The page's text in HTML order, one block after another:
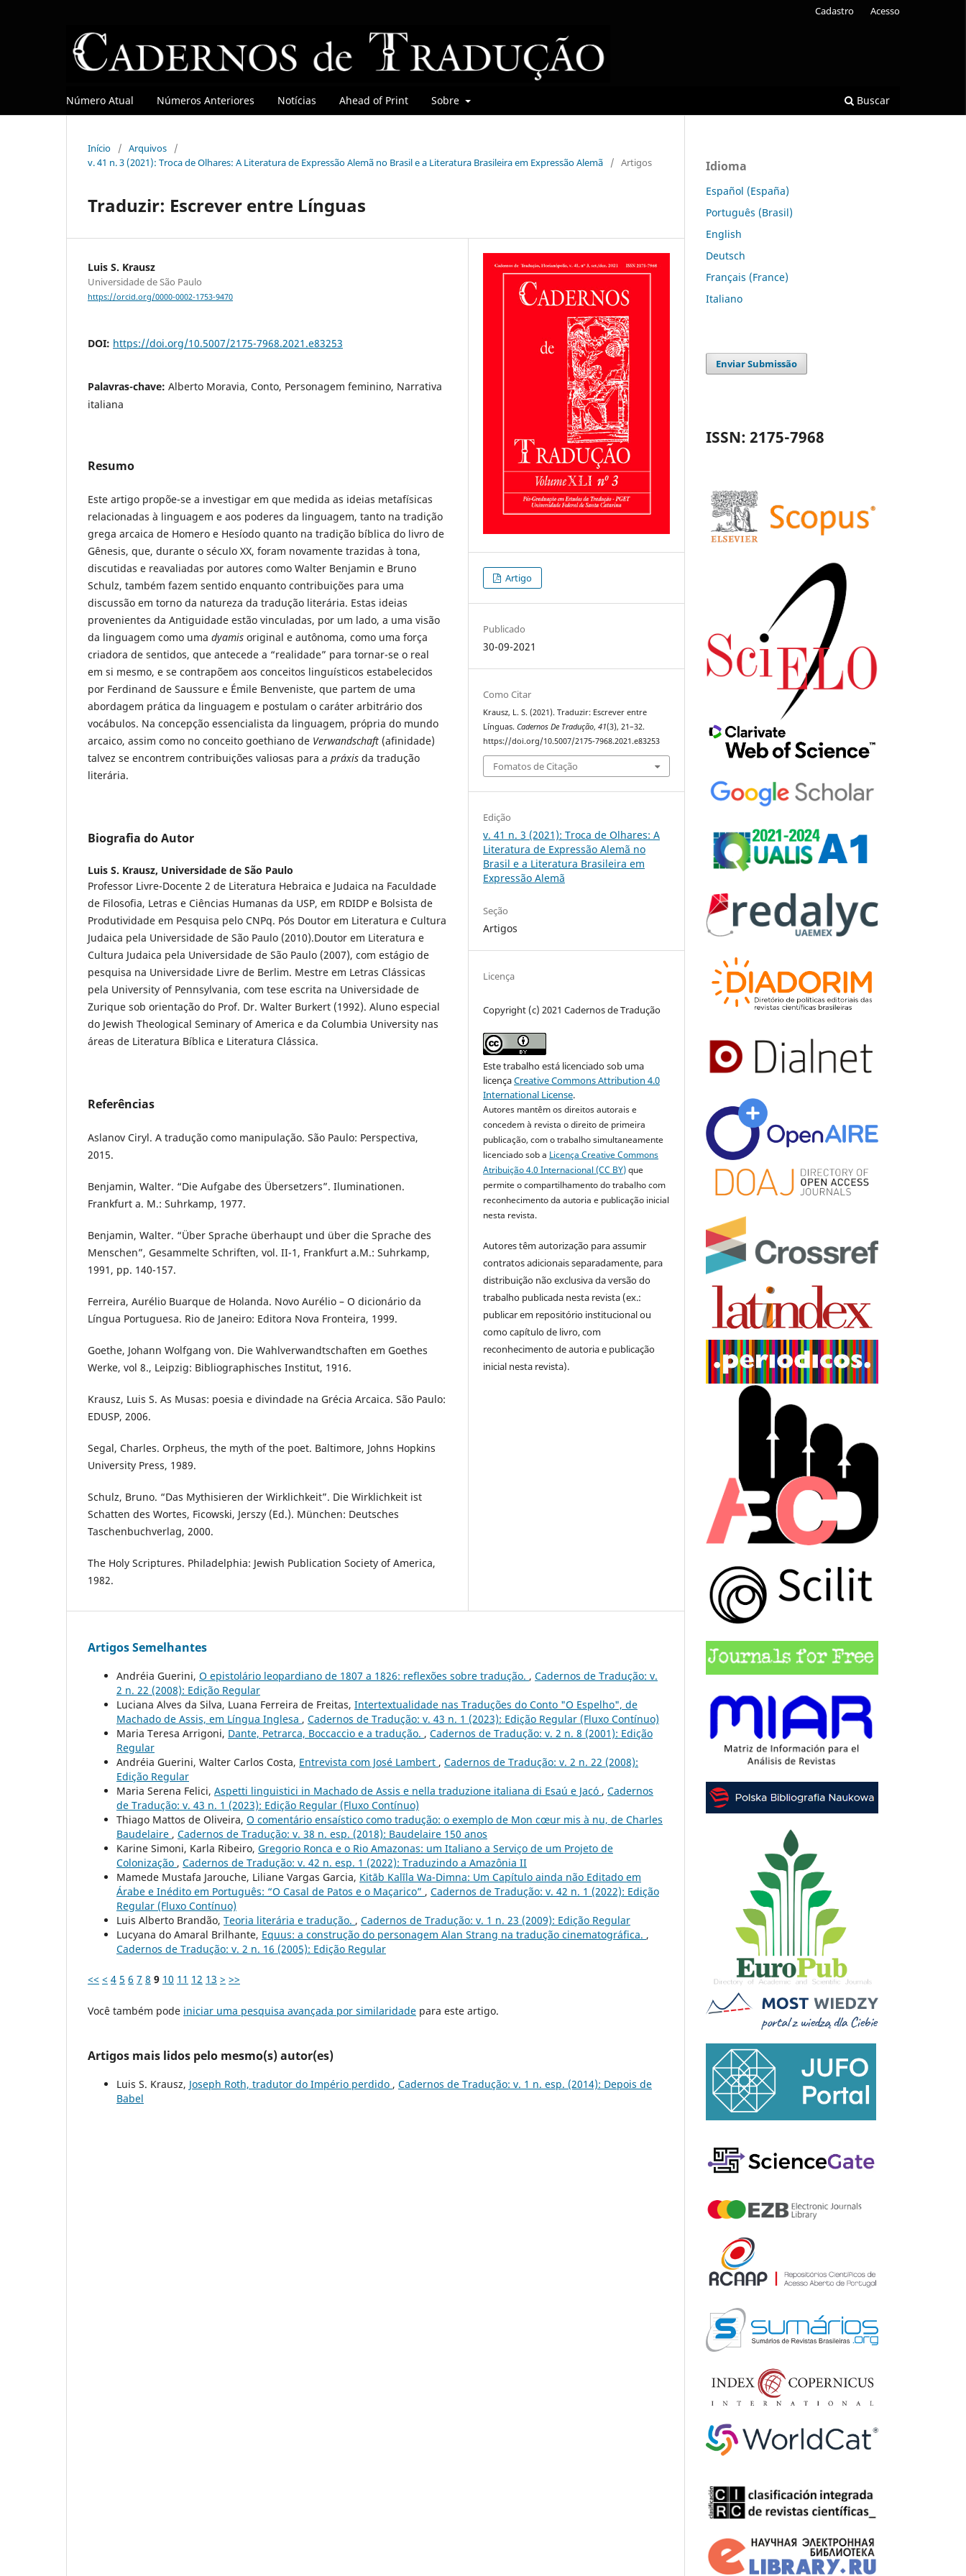
Número Atual Números Anteriores Notícias Ahead of Print Sobre Buscar
Cadastro Acesso
Início / Arquivos
/
v. 41 n. 3 (2021): Troca de Olhares: A Literatura de Expressão Alemã no Brasil e a Literatura Brasileira em Expressão Alemã
/ Artigos
Traduzir: Escrever entre Línguas
Luis S. Krausz
Universidade de São Paulo
https://orcid.org/0000-0002-1753-9470
DOI: https://doi.org/10.5007/2175-7968.2021.e83253
Palavras-chave: Alberto Moravia, Conto, Personagem feminino, Narrativa
italiana
Resumo
Este artigo propõe-se a investigar em que medida as ideias metafísicas
relacionadas à linguagem e aos poderes da linguagem, tanto na tradição
grega arcaica de Homero e Hesíodo quanto na tradição bíblica do livro de
Gênesis, que, durante o século XX, foram novamente trazidas à tona,
discutidas e reavaliadas por autores como Walter Benjamin e Bruno
Schulz, também fazem sentido enquanto contribuições para uma
discussão em torno da natureza da tradução literária. Estas ideias
provenientes da Antiguidade estão vinculadas, por um lado, a uma visão
da linguagem como uma dyamis original e autônoma, como uma força
criadora de sentidos, que antecede a “realidade” para tornar-se o real
em si mesmo, e se contrapõem aos conceitos linguísticos estabelecidos
por Ferdinand de Saussure e Émile Benveniste, que partem de uma
abordagem prática da linguagem e postulam o caráter arbitrário dos
vocábulos. Na concepção essencialista da linguagem, própria do mundo
arcaico, assim como no conceito goethiano de Verwandschaft (afinidade)
talvez se encontrem contribuições valiosas para a práxis da tradução
literária.
Biografia do Autor
Luis S. Krausz, Universidade de São Paulo
Professor Livre-Docente 2 de Literatura Hebraica e Judaica na Faculdade
de Filosofia, Letras e Ciências Humanas da USP, em RDIDP e Bolsista de
Produtividade em Pesquisa pelo CNPq. Pós Doutor em Literatura e Cultura
Judaica pela Universidade de São Paulo (2010).Doutor em Literatura e
Cultura Judaica pela Universidade de São Paulo (2007), com estágio de
pesquisa na Universidade Livre de Berlim. Mestre em Letras Clássicas
pela University of Pennsylvania, com tese escrita na Universidade de
Zurique sob orientação do Prof. Dr. Walter Burkert (1992). Aluno especial
do Jewish Theological Seminary of America e da Columbia University nas
áreas de Literatura Bíblica e Literatura Clássica.
Referências
Aslanov Ciryl. A tradução como manipulação. São Paulo: Perspectiva,
2015.
Benjamin, Walter. “Die Aufgabe des Übersetzers”. Iluminationen.
Frankfurt a. M.: Suhrkamp, 1977.
Benjamin, Walter. “Über Sprache überhaupt und über die Sprache des
Menschen”, Gesammelte Schriften, vol. II-1, Frankfurt a.M.: Suhrkamp,
1991, pp. 140-157.
Ferreira, Aurélio Buarque de Holanda. Novo Aurélio – O dicionário da
Língua Portuguesa. Rio de Janeiro: Editora Nova Fronteira, 1999.
Goethe, Johann Wolfgang von. Die Wahlverwandtschaften em Goethes
Werke, vol 8., Leipzig: Bibliographisches Institut, 1916.
Krausz, Luis S. As Musas: poesia e divindade na Grécia Arcaica. São Paulo:
EDUSP, 2006.
Segal, Charles. Orpheus, the myth of the poet. Baltimore, Johns Hopkins
University Press, 1989.
Schulz, Bruno. “Das Mythisieren der Wirklichkeit”. Die Wirklichkeit ist
Schatten des Wortes, Ficowski, Jerszy (Ed.). München: Deutsches
Taschenbuchverlag, 2000.
The Holy Scriptures. Philadelphia: Jewish Publication Society of America,
1982.
Artigo
Publicado
30-09-2021
Como Citar
Krausz, L. S. (2021). Traduzir: Escrever entre
Línguas.Cadernos De Tradução,41(3), 21–32.
https://doi.org/10.5007/2175-7968.2021.e83253
Fomatos de Citação
Edição
v. 41 n. 3 (2021): Troca de Olhares: A
Literatura de Expressão Alemã no
Brasil e a Literatura Brasileira em
Expressão Alemã
Seção
Artigos
Licença
Copyright (c) 2021 Cadernos de Tradução
Este trabalho está licenciado sob uma
licençaCreative Commons Attribution 4.0
International License.
Autores mantêm os direitos autorais e
concedem à revista o direito de primeira
publicação, com o trabalho simultaneamente
licenciado sob a Licença Creative Commons
Atribuição 4.0 Internacional (CC BY)que
permite o compartilhamento do trabalho com
reconhecimento da autoria e publicação inicial
nesta revista.
Autores têm autorização para assumir
contratos adicionais separadamente, para
distribuição não exclusiva da versão do
trabalho publicada nesta revista (ex.:
publicar em repositório institucional ou
como capítulo de livro, com
reconhecimento de autoria e publicação
inicial nesta revista).
Artigos Semelhantes
Andréia Guerini, O epistolário leopardiano de 1807 a 1826: reflexões sobre tradução. , Cadernos de Tradução: v.
2 n. 22 (2008): Edição Regular
Luciana Alves da Silva, Luana Ferreira de Freitas, Intertextualidade nas Traduções do Conto "O Espelho", de
Machado de Assis, em Língua Inglesa , Cadernos de Tradução: v. 43 n. 1 (2023): Edição Regular (Fluxo Contínuo)
Maria Teresa Arrigoni, Dante, Petrarca, Boccaccio e a tradução. , Cadernos de Tradução: v. 2 n. 8 (2001): Edição
Regular
Andréia Guerini, Walter Carlos Costa, Entrevista com José Lambert , Cadernos de Tradução: v. 2 n. 22 (2008):
Edição Regular
Maria Serena Felici, Aspetti linguistici in Machado de Assis e nella traduzione italiana di Esaú e Jacó , Cadernos
de Tradução: v. 43 n. 1 (2023): Edição Regular (Fluxo Contínuo)
Thiago Mattos de Oliveira, O comentário ensaístico como tradução: o exemplo de Mon cœur mis à nu, de Charles
Baudelaire , Cadernos de Tradução: v. 38 n. esp. (2018): Baudelaire 150 anos
Karine Simoni, Karla Ribeiro, Gregorio Ronca e o Rio Amazonas: um Italiano a Serviço de um Projeto de
Colonização , Cadernos de Tradução: v. 42 n. esp. 1 (2022): Traduzindo a Amazônia II
Mamede Mustafa Jarouche, Liliane Vargas Garcia, Kitāb Kalīla Wa-Dimna: Um Capítulo ainda não Editado em
Árabe e Inédito em Português: “O Casal de Patos e o Maçarico” , Cadernos de Tradução: v. 42 n. 1 (2022): Edição
Regular (Fluxo Contínuo)
Luis Alberto Brandão, Teoria literária e tradução. , Cadernos de Tradução: v. 1 n. 23 (2009): Edição Regular
Lucyana do Amaral Brilhante, Equus: a construção do personagem Alan Strang na tradução cinematográfica. ,
Cadernos de Tradução: v. 2 n. 16 (2005): Edição Regular
<< < 4 5 6 7 8 9 10 11 12 13 > >>
Você também pode iniciar uma pesquisa avançada por similaridade para este artigo.
Artigos mais lidos pelo mesmo(s) autor(es)
Luis S. Krausz, Joseph Roth, tradutor do Império perdido , Cadernos de Tradução: v. 1 n. esp. (2014): Depois de
Babel
Idioma
Español (España)
Português (Brasil)
English
Deutsch
Français (France)
Italiano
Enviar Submissão
ISSN: 2175-7968